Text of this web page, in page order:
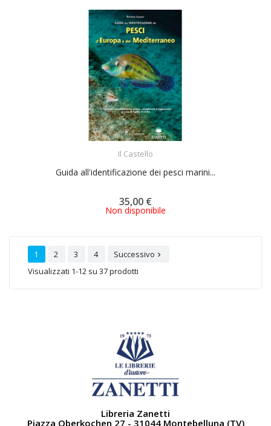
Il Castello
Guida all'identificazione dei pesci marini...
35,00 €
Non disponibile
1 2 3 4 Successivo 
Visualizzati 1-12 su 37 prodotti
Libreria Zanetti
Piazza Oberkochen 27 - 31044 Montebelluna (TV)